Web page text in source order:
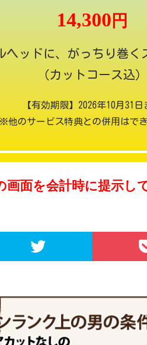
14,300 円
ヘッドに、がっちり巻く
（カットコース込）
【有効期限】2026年10月31日
※他のサービス特典との併用はでき
画面を会計時に提示し